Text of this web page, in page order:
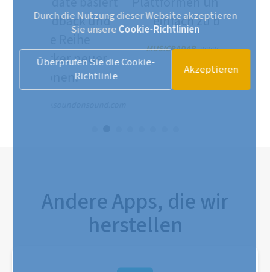
einfach zu bedienen.
MUSICRADAR, www.musicradar.com
Songtree
Durch die Nutzung dieser Website akzeptieren
Sie unsereCookie-Richtlinien
Überprüfen Sie die Cookie-
Richtlinie
Akzeptieren